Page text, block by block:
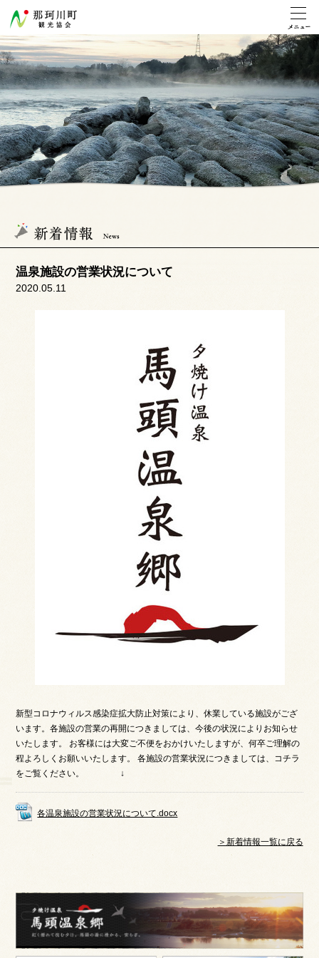
温泉施設の営業状況について
2020.05.11
新型コロナウィルス感染症拡大防止対策により、休業している施設がござ
います。各施設の営業の再開につきましては、今後の状況によりお知らせ
いたします。 お客様には大変ご不便をおかけいたしますが、何卒ご理解の
程よろしくお願いいたします。 各施設の営業状況につきましては、コチラ
をご覧ください。 ↓
各温泉施設の営業状況について.docx
＞新着情報一覧に戻る